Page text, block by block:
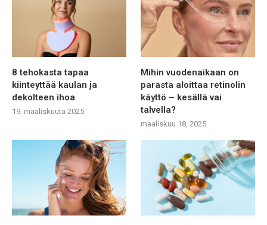
8 tehokasta tapaa
kiinteyttää kaulan ja
dekolteen ihoa
19. maaliskuuta 2025
Mihin vuodenaikaan on
parasta aloittaa retinolin
käyttö – kesällä vai
talvella?
maaliskuu 18, 2025